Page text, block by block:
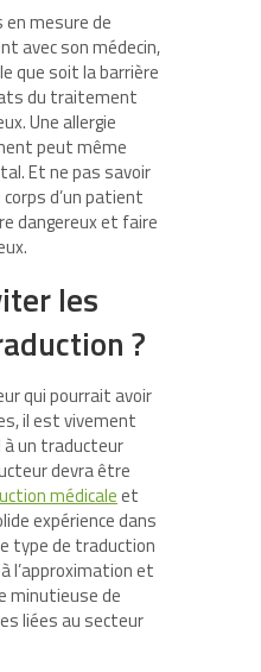
en mesure de
avec son médecin,
que soit la barrière
du traitement
Une allergie
peut même
Et ne pas savoir
d’un patient
dangereux et faire
les
?
qui pourrait avoir
il est vivement
à un traducteur
devra être
médicaleet
expérience dans
type de traduction
l’approximation et
minutieuse de
liées au secteur